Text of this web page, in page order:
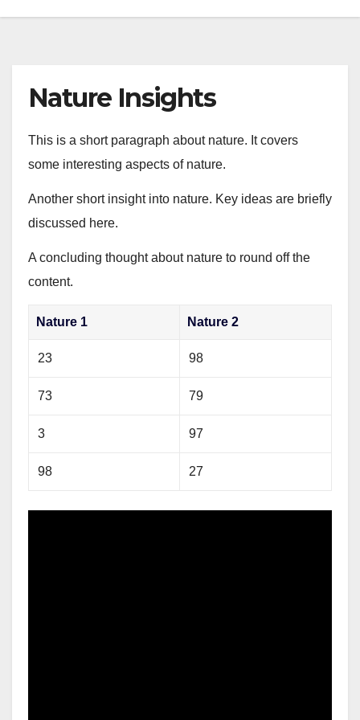
Nature Insights
This is a short paragraph about nature. It covers
some interesting aspects of nature.
Another short insight into nature. Key ideas are briefly
discussed here.
A concluding thought about nature to round off the
content.
Nature 1 Nature 2
23 98
73 79
3 97
98 27